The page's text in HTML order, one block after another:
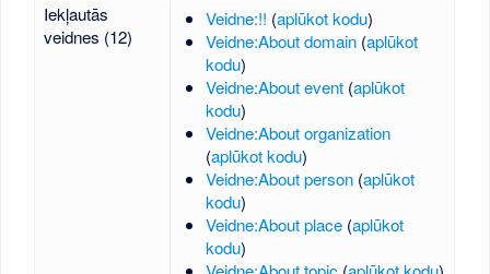
Iekļautās
veidnes (12)
Veidne:!! (aplūkot kodu)
Veidne:About domain (aplūkot
kodu)
Veidne:About event (aplūkot
kodu)
Veidne:About organization
(aplūkot kodu)
Veidne:About person (aplūkot
kodu)
Veidne:About place (aplūkot
kodu)